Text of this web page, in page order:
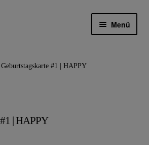
Menü
Geburtstagskarte #1 | HAPPY
| HAPPY